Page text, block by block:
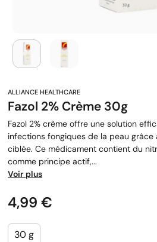
Fazol 2% Crème 30g
Fazol 2% crème offre une solution
infections fongiques de la peau
ciblée. Ce médicament contient du
comme principe actif,...
Voir plus
Prix
4,99 €
30 g